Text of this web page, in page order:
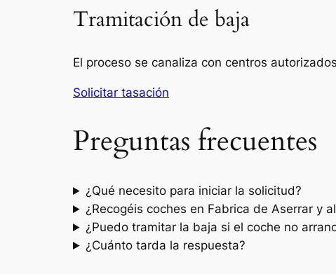
Tramitación de baja
El proceso se canaliza con centros
Solicitar tasación
Preguntas frecuentes
¿Qué necesito para iniciar la solicitud?
¿Recogéis coches en Fabrica de Aserrar y
¿Puedo tramitar la baja si el coche no
¿Cuánto tarda la respuesta?